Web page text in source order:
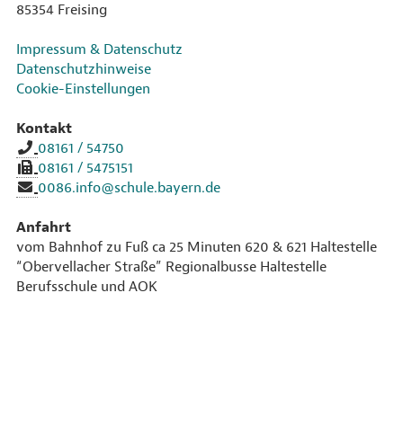
85354 Freising
Impressum & Datenschutz
Datenschutzhinweise
Cookie-Einstellungen
Kontakt
08161 / 54750
08161 / 5475151
0086.info@schule.bayern.de
Anfahrt
vom Bahnhof zu Fuß ca 25 Minuten 620 & 621 Haltestelle
“Obervellacher Straße” Regionalbusse Haltestelle
Berufsschule und AOK